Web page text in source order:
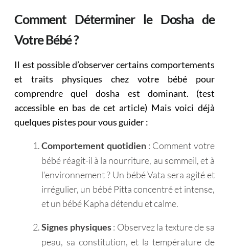
Comment Déterminer le Dosha de
Votre Bébé ?
Il est possible d’observer certains comportements
et traits physiques chez votre bébé pour
comprendre quel dosha est dominant. (test
accessible en bas de cet article) Mais voici déjà
quelques pistes pour vous guider :
Comportement quotidien: Comment votre
bébé réagit-il à la nourriture, au sommeil, et à
l’environnement ? Un bébé Vata sera agité et
irrégulier, un bébé Pitta concentré et intense,
et un bébé Kapha détendu et calme.
Signes physiques: Observez la texture de sa
peau, sa constitution, et la température de